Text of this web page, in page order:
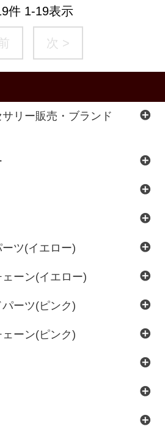
件 1-19表示
次 >
リー販売・ブランド
ツ(イエロー)
ーン(イエロー)
ーツ(ピンク)
ーン(ピンク)